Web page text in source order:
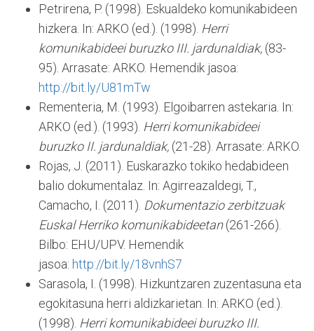
Petrirena, P. (1998). Eskualdeko komunikabideen
hizkera. In: ARKO (ed.). (1998). Herri
komunikabideei buruzko III. jardunaldiak, (83-
95). Arrasate: ARKO. Hemendik jasoa:
http://bit.ly/U81mTw
Rementeria, M. (1993). Elgoibarren astekaria. In:
ARKO (ed.). (1993). Herri komunikabideei
buruzko II. jardunaldiak, (21-28). Arrasate: ARKO.
Rojas, J. (2011). Euskarazko tokiko hedabideen
balio dokumentalaz. In: Agirreazaldegi, T.,
Camacho, I. (2011). Dokumentazio zerbitzuak
Euskal Herriko komunikabideetan(261-266).
Bilbo: EHU/UPV. Hemendik
jasoa: http://bit.ly/18vnhS7
Sarasola, I. (1998). Hizkuntzaren zuzentasuna eta
egokitasuna herri aldizkarietan. In: ARKO (ed.).
(1998). Herri komunikabideei buruzko III.